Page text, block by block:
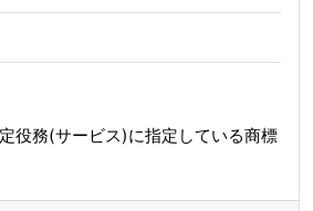
役務(サービス)に指定している商標